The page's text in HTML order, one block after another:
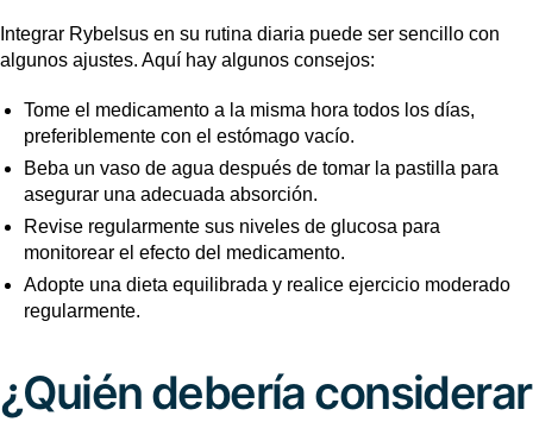
Integrar Rybelsus en su rutina diaria puede ser sencillo con
algunos ajustes. Aquí hay algunos consejos:
Tome el medicamento a la misma hora todos los días,
preferiblemente con el estómago vacío.
Beba un vaso de agua después de tomar la pastilla para
asegurar una adecuada absorción.
Revise regularmente sus niveles de glucosa para
monitorear el efecto del medicamento.
Adopte una dieta equilibrada y realice ejercicio moderado
regularmente.
¿Quién debería considerar